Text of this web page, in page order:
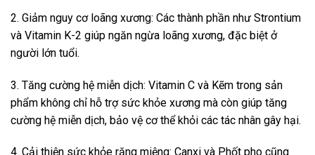
2. Giảm nguy cơ loãng xương: Các thành phần như Strontium
và Vitamin K-2 giúp ngăn ngừa loãng xương, đặc biệt ở
người lớn tuổi.
3. Tăng cường hệ miễn dịch: Vitamin C và Kẽm trong sản
phẩm không chỉ hỗ trợ sức khỏe xương mà còn giúp tăng
cường hệ miễn dịch, bảo vệ cơ thể khỏi các tác nhân gây hại.
4. Cải thiện sức khỏe răng miệng: Canxi và Phốt pho cũng